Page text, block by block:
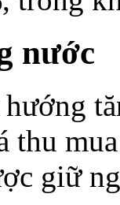
nước
thu
giữ